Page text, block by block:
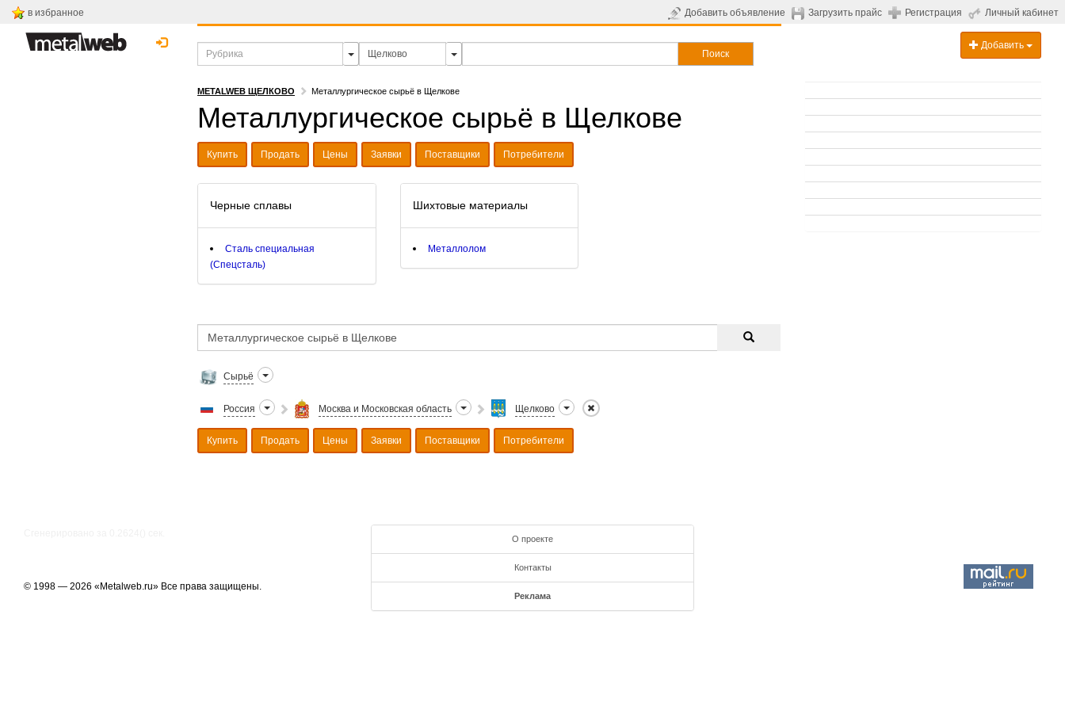
в избранное Добавить объявление Загрузить прайс Регистрация Личный кабинет
Поиск
Добавить
METALWEB ЩЕЛКОВО Металлургическое сырьё в Щелкове
Металлургическое сырьё в Щелкове
Купить Продать Цены Заявки Поставщики Потребители
Черные сплавы
Сталь специальная
(Спецсталь)
Шихтовые материалы
Металлолом
Сырьё
Россия Москва и Московская область Щелково
Купить Продать Цены Заявки Поставщики Потребители
© 1998 — 2026 «Metalweb.ru» Все права защищены.
О проекте
Контакты
Реклама